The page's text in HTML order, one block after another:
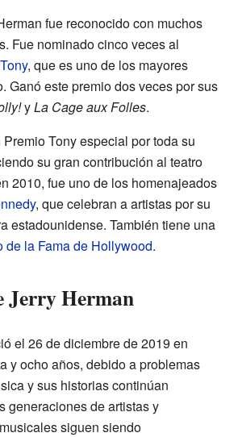
fue reconocido con muchos
Fue nominado cinco veces al
, que es uno de los mayores
Ganó este premio dos veces por sus
yLa Cage aux Folles.
Tony especial por toda su
su gran contribución al teatro
2010, fue uno de los homenajeados
, que celebran a artistas por su
estadounidense. También tiene una
de la Fama de Hollywood.
Jerry Herman
el 26 de diciembre de 2019 en
y ocho años, debido a problemas
y sus historias continúan
generaciones de artistas y
siguen siendo